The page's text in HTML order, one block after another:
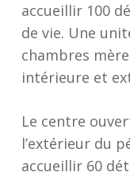
accueillir 100
de vie. Une
chambres
intérieure et
Le centre
l’extérieur du
accueillir 60